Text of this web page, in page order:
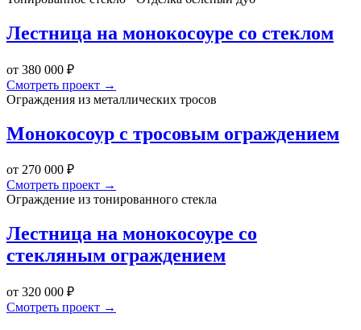
Лестница на монокосоуре со стеклом
от 380 000 ₽
Смотреть проект →
Ограждения из металлических тросов
Монокосоур с тросовым ограждением
от 270 000 ₽
Смотреть проект →
Ограждение из тонированного стекла
Лестница на монокосоуре со
стекляным ограждением
от 320 000 ₽
Смотреть проект →